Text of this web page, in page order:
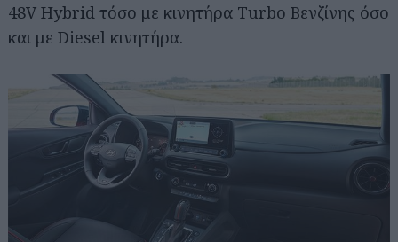
48V Hybrid τόσο με κινητήρα Turbo Βενζίνης όσο
και με Diesel κινητήρα.